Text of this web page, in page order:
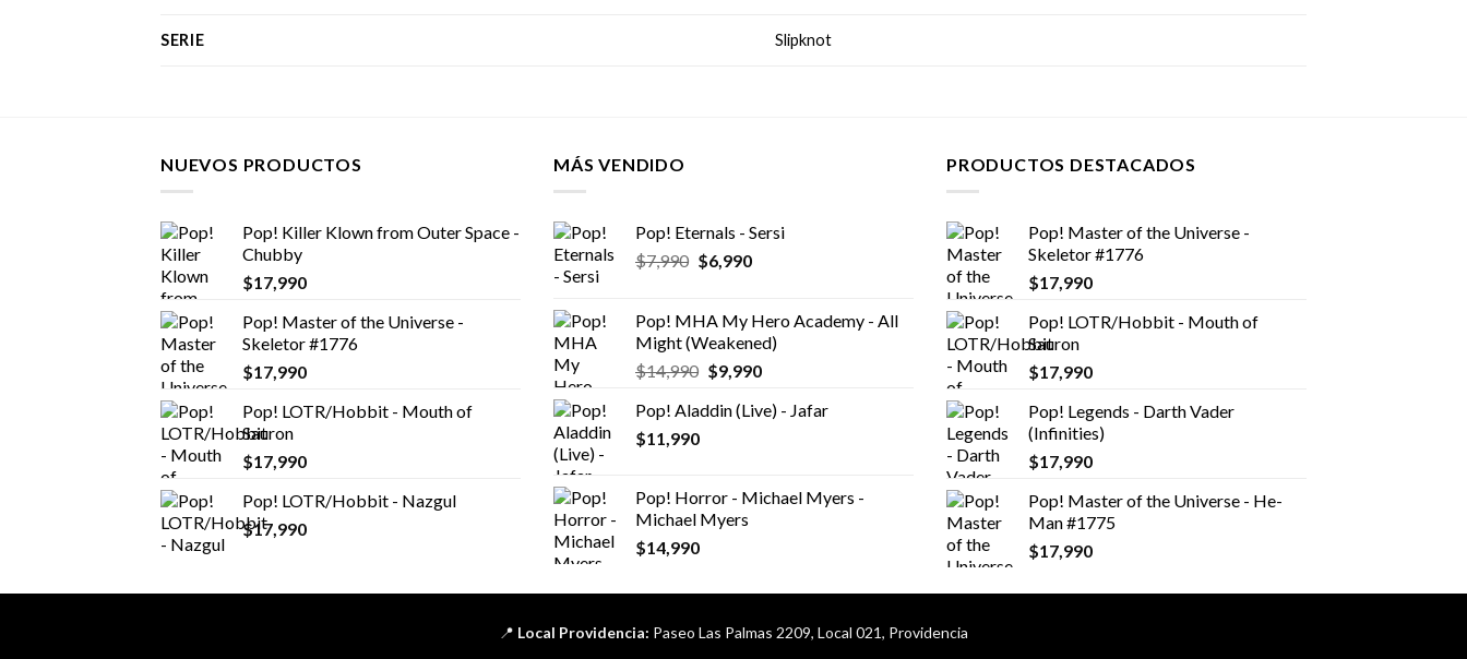
SERIE Slipknot
NUEVOS PRODUCTOS
Pop! Killer Klown from Outer Space -
Chubby
$17,990
Pop! Master of the Universe -
Skeletor #1776
$17,990
Pop! LOTR/Hobbit - Mouth of
Sauron
$17,990
Pop! LOTR/Hobbit - Nazgul
$17,990
MÁS VENDIDO
Pop! Eternals - Sersi
$7,990 El
era:
$7,990.
$6,990El
es:
$6,990.
Pop! MHA My Hero Academy - All
Might (Weakened)
$14,990 El
original
$9,990El
actual
Pop! Aladdin (Live) - Jafar
$11,990
Pop! Horror - Michael Myers -
Michael Myers
$14,990
PRODUCTOS DESTACADOS
Pop! Master of the Universe -
Skeletor #1776
$17,990
Pop! LOTR/Hobbit - Mouth of
Sauron
$17,990
Pop! Legends - Darth Vader
(Infinities)
$17,990
Pop! Master of the Universe - He-
Man #1775
$17,990
📍 Local Providencia: Paseo Las Palmas 2209, Local 021, Providencia